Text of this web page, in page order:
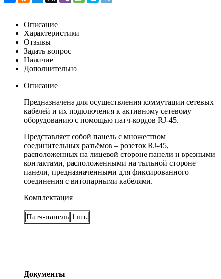
Описание
Характеристики
Отзывы
Задать вопрос
Наличие
Дополнительно
Описание
Предназначена для осуществления коммутации сетевых
кабелей и их подключения к активному сетевому
оборудованию с помощью патч-кордов RJ-45.
Представляет собой панель с множеством
соединительных разъёмов – розеток RJ-45,
расположенных на лицевой стороне панели и врезными
контактами, расположенными на тыльной стороне
панели, предназначенными для фиксированного
соединения с витопарными кабелями.
Комплектация
Патч-панель 1 шт.
Документы